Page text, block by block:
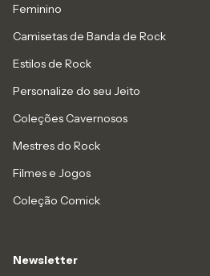
Feminino
Camisetas de Banda de Rock
Estilos de Rock
Personalize do seu Jeito
Coleções Cavernosos
Mestres do Rock
Filmes e Jogos
Coleção Comick
Newsletter